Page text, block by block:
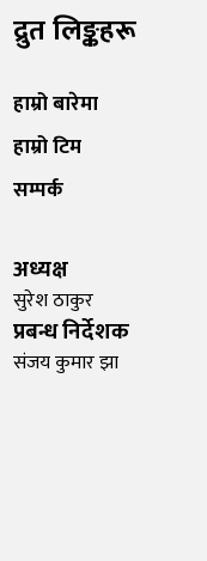
द्रुत लिङ्कहरू
हाम्रो बारेमा
हाम्रो टिम
सम्पर्क
अध्यक्ष
सुरेश ठाकुर
प्रबन्ध निर्देशक
संजय कुमार झा